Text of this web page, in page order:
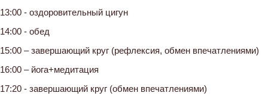
13:00 - оздоровительный цигун
14:00 - обед
15:00 – завершающий круг (рефлексия, обмен впечатлениями)
16:00 – йога+медитация
17:20 - завершающий круг (обмен впечатлениями)